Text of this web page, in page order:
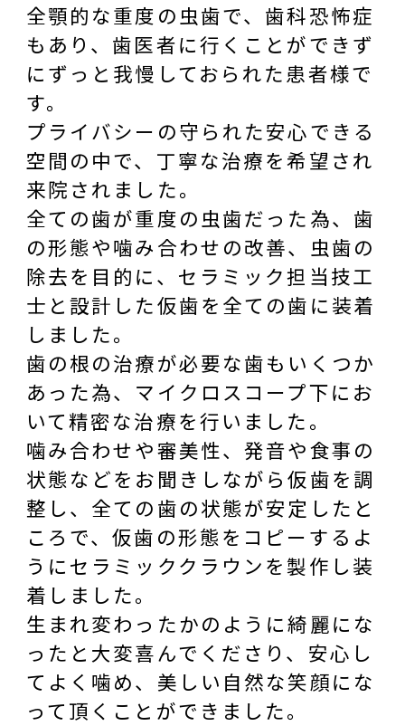
全顎的な重度の虫歯で、歯科恐怖症
もあり、歯医者に行くことができず
にずっと我慢しておられた患者様で
す。
プライバシーの守られた安心できる
空間の中で、丁寧な治療を希望され
来院されました。
全ての歯が重度の虫歯だった為、歯
の形態や噛み合わせの改善、虫歯の
除去を目的に、セラミック担当技工
士と設計した仮歯を全ての歯に装着
しました。
歯の根の治療が必要な歯もいくつか
あった為、マイクロスコープ下にお
いて精密な治療を行いました。
噛み合わせや審美性、発音や食事の
状態などをお聞きしながら仮歯を調
整し、全ての歯の状態が安定したと
ころで、仮歯の形態をコピーするよ
うにセラミッククラウンを製作し装
着しました。
生まれ変わったかのように綺麗にな
ったと大変喜んでくださり、安心し
てよく噛め、美しい自然な笑顔にな
って頂くことができました。